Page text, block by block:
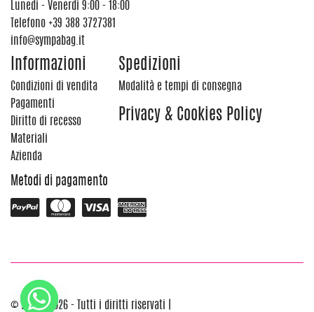
Lunedi - Venerdi 9:00 - 18:00
Telefono +39 388 3727381
info@sympabag.it
Informazioni
Condizioni di vendita
Pagamenti
Diritto di recesso
Materiali
Azienda
Spedizioni
Modalità e tempi di consegna
Privacy & Cookies Policy
Metodi di pagamento
© 2012 - 2026 - Tutti i diritti riservati |